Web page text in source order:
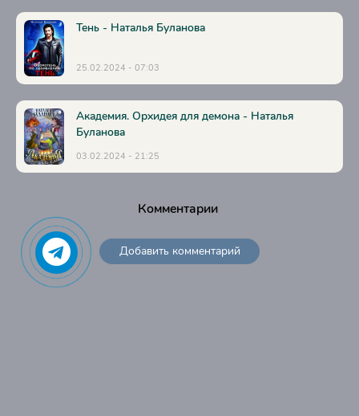
Глава 40
Глава 41
Глава 42
Глава 43
Глава 44
Глава 45
Глава 46
Глава 48
Глава 49
Глава 50
Тень - Наталья Буланова
25.02.2024 - 07:03
Академия. Орхидея для демона - Наталья
Буланова
03.02.2024 - 21:25
Комментарии
Добавить комментарий